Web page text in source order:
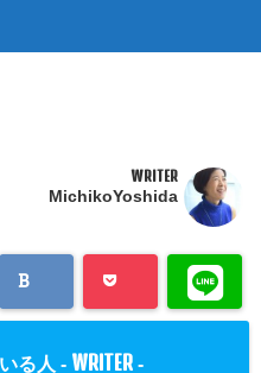
WRITER
MichikoYoshida
る人 - WRITER -